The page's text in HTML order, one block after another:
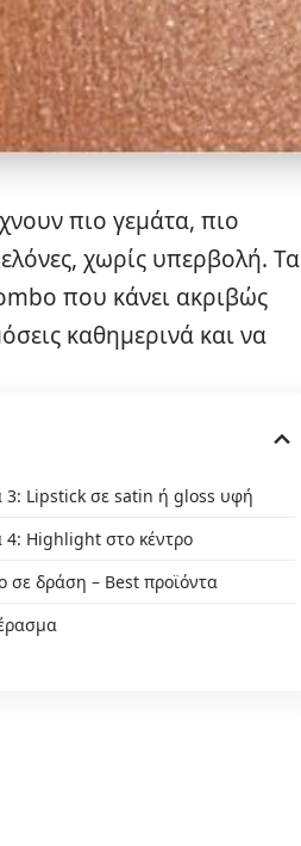
πιο γεμάτα, πιο
χωρίς υπερβολή. Τα
που κάνει ακριβώς
καθημερινά και να
3: Lipstick σε satin ή gloss υφή
4: Highlight στο κέντρο
σε δράση – Best προϊόντα